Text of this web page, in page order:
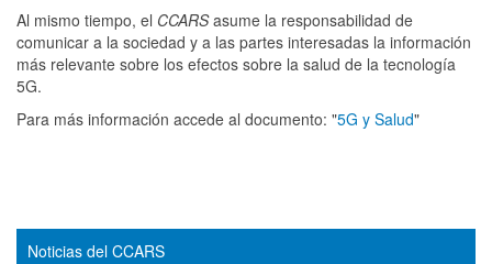
Al mismo tiempo, el CCARSasume la responsabilidad de
comunicar a la sociedad y a las partes interesadas la información
más relevante sobre los efectos sobre la salud de la tecnología
5G.
Para más información accede al documento: "5G y Salud"
Noticias del CCARS